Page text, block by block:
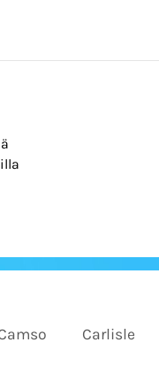
Carlisle